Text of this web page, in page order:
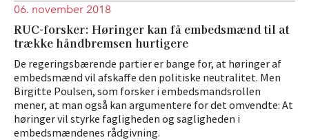
06. november 2018
RUC-forsker: Høringer kan få embedsmænd til at
trække håndbremsen hurtigere
De regeringsbærende partier er bange for, at høringer af
embedsmænd vil afskaffe den politiske neutralitet. Men
Birgitte Poulsen, som forsker i embedsmandsrollen
mener, at man også kan argumentere for det omvendte: At
høringer vil styrke fagligheden og sagligheden i
embedsmændenes rådgivning.